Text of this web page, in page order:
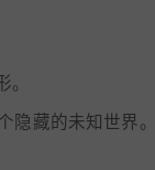
隐藏的未知世界